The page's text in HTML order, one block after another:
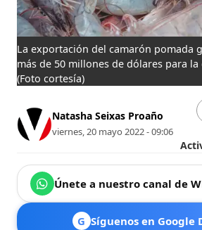
La exportación del camarón pomada
más de 50 millones de dólares para
(Foto cortesía)
Natasha Seixas Proaño
viernes, 20 mayo 2022 - 09:06
Únete a nuestro canal de
G Síguenos en Google